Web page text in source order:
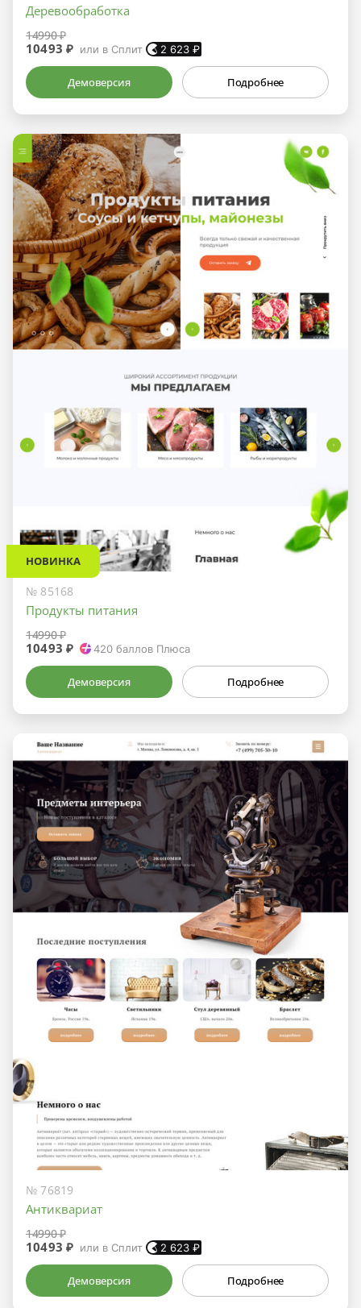
Деревообработка
14990 ₽
10493 ₽ или в Сплит 2 623 ₽
Демоверсия Подробнее
НОВИНКА
№ 85168
Продукты питания
14990 ₽
10493 ₽ 420 баллов Плюса
Демоверсия Подробнее
№ 76819
Антиквариат
14990 ₽
10493 ₽ или в Сплит 2 623 ₽
Демоверсия Подробнее